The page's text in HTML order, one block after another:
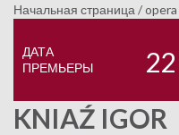
Начальная страница /opera
ДАТА
ПРЕМЬЕРЫ
22
KNIAŹ IGOR